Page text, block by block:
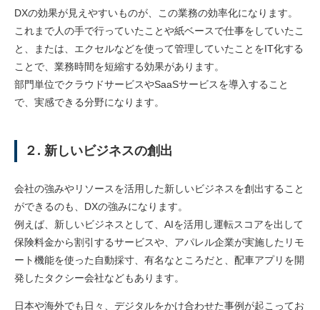
DXの効果が見えやすいものが、この業務の効率化になります。
これまで人の手で行っていたことや紙ベースで仕事をしていたこ
と、または、エクセルなどを使って管理していたことをIT化する
ことで、業務時間を短縮する効果があります。
部門単位でクラウドサービスやSaaSサービスを導入すること
で、実感できる分野になります。
２. 新しいビジネスの創出
会社の強みやリソースを活用した新しいビジネスを創出すること
ができるのも、DXの強みになります。
例えば、新しいビジネスとして、AIを活用し運転スコアを出して
保険料金から割引するサービスや、アパレル企業が実施したリモ
ート機能を使った自動採寸、有名なところだと、配車アプリを開
発したタクシー会社などもあります。
日本や海外でも日々、デジタルをかけ合わせた事例が起こってお